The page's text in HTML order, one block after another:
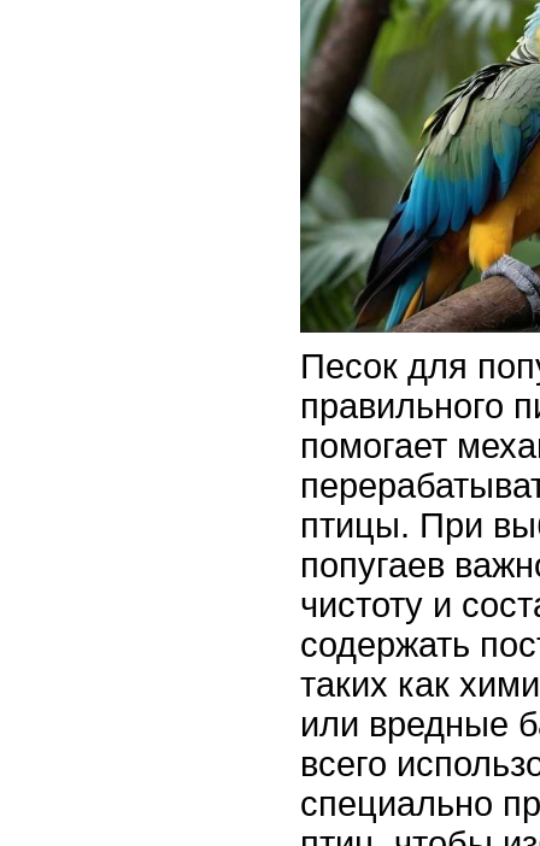
Песок для
правильного
помогает
птицы. При
попугаев
чистоту и
содержать
таких как
или вредные
всего
специально